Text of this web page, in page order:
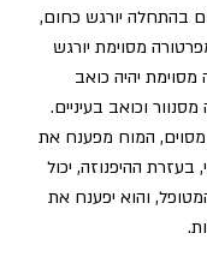
בהתחלה יורגש כחום,
מסוימת יורגש
יהיה כואב
וכואב בעיניים.
המוח מפענח את
ההיפנוזה, יכול
והוא יפענח את